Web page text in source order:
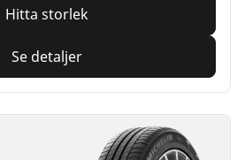
Hitta storlek
Se detaljer